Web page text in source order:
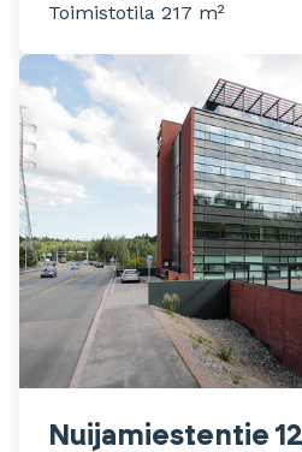
Toimistotila 217 m²
Nuijamiestentie